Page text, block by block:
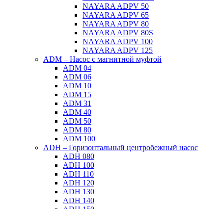
NAYARA ADPV 50
NAYARA ADPV 65
NAYARA ADPV 80
NAYARA ADPV 80S
NAYARA ADPV 100
NAYARA ADPV 125
ADM – Насос с магнитной муфтой
ADM 04
ADM 06
ADM 10
ADM 15
ADM 31
ADM 40
ADM 50
ADM 80
ADM 100
ADH – Горизонтальный центробежный насос
ADH 080
ADH 100
ADH 110
ADH 120
ADH 130
ADH 140